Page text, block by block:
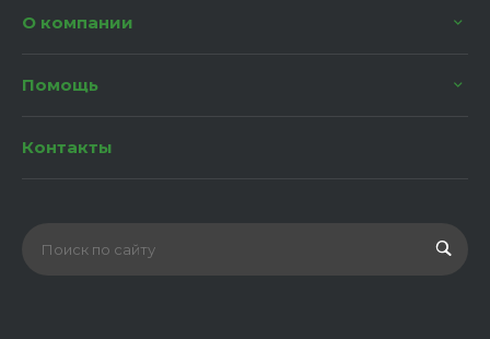
О компании
Помощь
Контакты